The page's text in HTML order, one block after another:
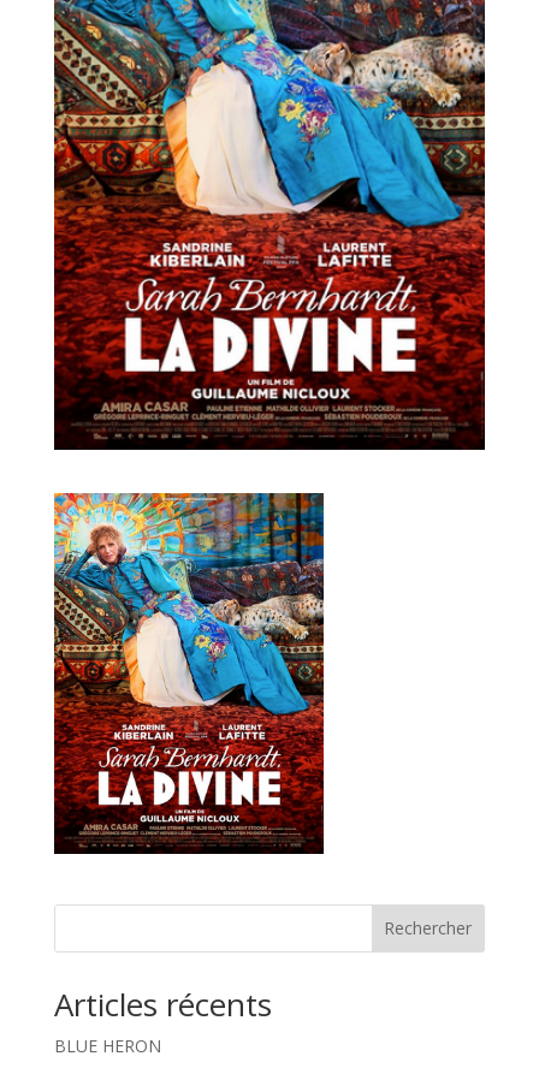
Rechercher
Articles récents
BLUE HERON